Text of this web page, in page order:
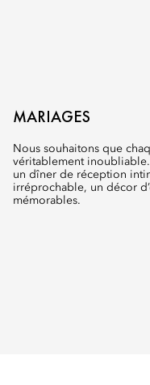
MARIAGES
Nous souhaitons que
véritablement
un dîner de réception
irréprochable, un décor
mémorables.